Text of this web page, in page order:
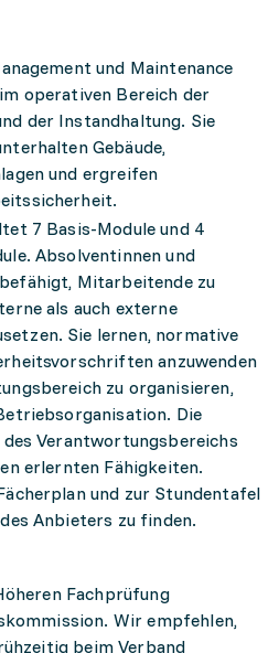
und Maintenance
operativen Bereich der
der Instandhaltung. Sie
Gebäude,
und ergreifen
7 Basis-Module und 4
Absolventinnen und
Mitarbeitende zu
als auch externe
Sie lernen, normative
anzuwenden
zu organisieren,
Die
Verantwortungsbereichs
erlernten Fähigkeiten.
und zur Stundentafel
Anbieters zu finden.
Fachprüfung
Wir empfehlen,
beim Verband